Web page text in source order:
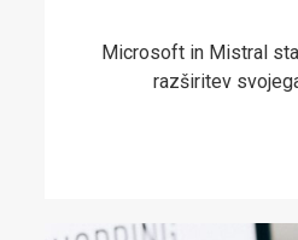
Microsoft in Mistral
razširitev